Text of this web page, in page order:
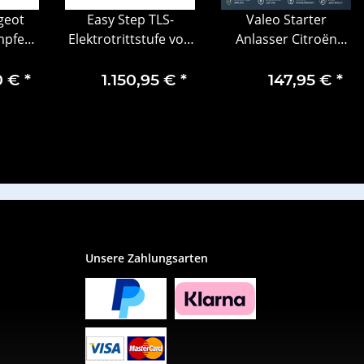
€ *
Easy Step TLS-
Elektrotrittstufe von
TLS600N2018-2495
1.150,95 € *
Valeo Starter
Anlasser Citroën
Multispace Opel
147,95 € *
Unsere Zahlungsarten